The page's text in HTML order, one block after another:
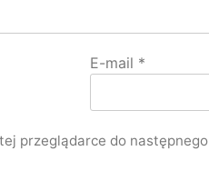
E-mail *
przeglądarce do następnego